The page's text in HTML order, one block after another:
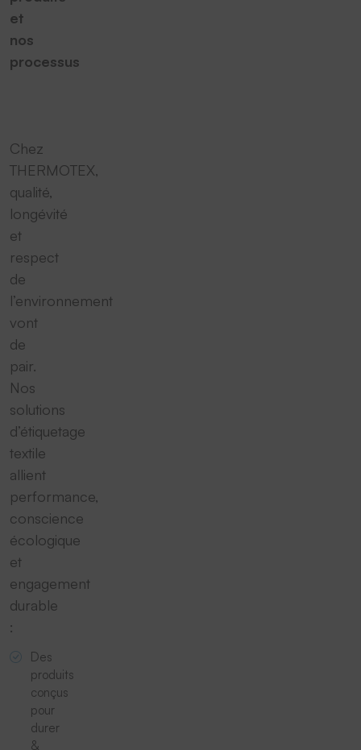
et
nos
processus
Chez
THERMOTEX,
qualité,
longévité
et
respect
de
l’environnement
vont
de
pair.
Nos
solutions
d’étiquetage
textile
allient
performance,
conscience
écologique
et
engagement
durable
:
Des
produits
conçus
pour
durer
&